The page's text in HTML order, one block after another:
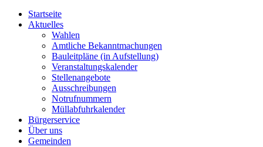
Startseite
Aktuelles
Wahlen
Amtliche Bekanntmachungen
Bauleitpläne (in Aufstellung)
Veranstaltungskalender
Stellenangebote
Ausschreibungen
Notrufnummern
Müllabfuhrkalender
Bürgerservice
Über uns
Gemeinden